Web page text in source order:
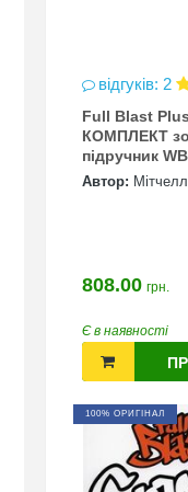
відгуків: 2
Full Blast
КОМПЛЕКТ
підручник
Автор: Мітчелл
808.00 грн.
Є в наявності
100% ОРИГІНАЛ